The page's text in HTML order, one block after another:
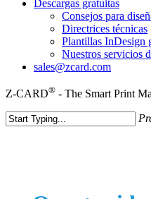
Descargas gratuitas
Consejos para
Directrices técnicas
Plantillas InDesign
Nuestros servicios
sales@zcard.com
Z-CARD® - The Smart Print